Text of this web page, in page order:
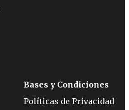
Bases y Condiciones
Políticas de Privacidad